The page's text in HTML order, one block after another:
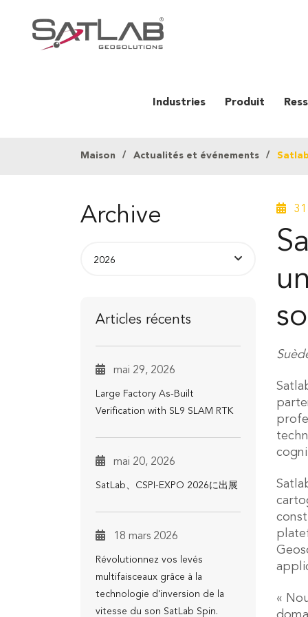
Industries Produit
Maison Actualités et événements
Archive
Articles récents
mai 29, 2026
Large Factory As-Built
Verification with SL9 SLAM RTK
mai 20, 2026
SatLab、CSPI-EXPO 2026に出展
18 mars 2026
Révolutionnez vos levés
multifaisceaux grâce à la
technologie d'inversion de la
vitesse du son SatLab Spin.
31
«